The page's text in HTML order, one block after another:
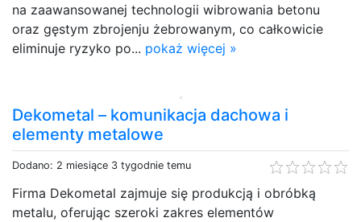
na zaawansowanej technologii wibrowania betonu
oraz gęstym zbrojenju żebrowanym, co całkowicie
eliminuje ryzyko po... pokaż więcej »
Dekometal – komunikacja dachowa i
elementy metalowe
Dodano: 2 miesiące 3 tygodnie temu
Firma Dekometal zajmuje się produkcją i obróbką
metalu, oferując szeroki zakres elementów